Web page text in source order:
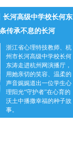
长河高级中学校长何东
传承不息的长河
浙江省心理特技教师、杭
州市长河高级中学校长何
东涛走进杭州网演播厅，
用她亲切的笑容、温柔的
声音娓娓道出一位学生心
理阳光“守护者”在心育的
沃土中播撒幸福的种子故
事。